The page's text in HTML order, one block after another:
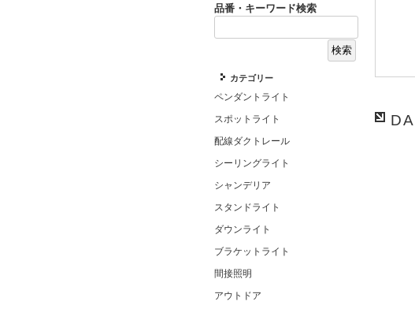
品番・キーワード検索
カテゴリー
ペンダントライト
スポットライト
配線ダクトレール
シーリングライト
シャンデリア
スタンドライト
ダウンライト
ブラケットライト
間接照明
アウトドア